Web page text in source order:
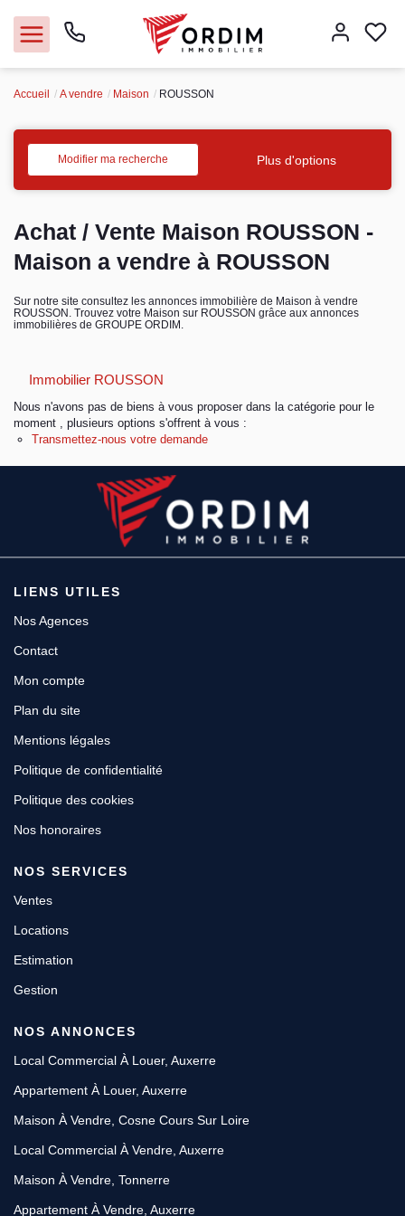
Acheter
Vendre
Immobilier pro
Syndic
Espace client
Accueil A vendre Maison ROUSSON
Modifier ma recherche Plus d'options
Achat / Vente Maison ROUSSON -
Maison a vendre à ROUSSON
Sur notre site consultez les annonces immobilière de Maison à vendre
ROUSSON. Trouvez votre Maison sur ROUSSON grâce aux annonces
immobilières de GROUPE ORDIM.
Immobilier ROUSSON
Nous n'avons pas de biens à vous proposer dans la catégorie pour le
moment , plusieurs options s'offrent à vous :
Transmettez-nous votre demande
LIENS UTILES
Nos Agences
Contact
Mon compte
Plan du site
Mentions légales
Politique de confidentialité
Politique des cookies
Nos honoraires
NOS SERVICES
Ventes
Locations
Estimation
Gestion
NOS ANNONCES
Local Commercial À Louer, Auxerre
Appartement À Louer, Auxerre
Maison À Vendre, Cosne Cours Sur Loire
Local Commercial À Vendre, Auxerre
Maison À Vendre, Tonnerre
Appartement À Vendre, Auxerre